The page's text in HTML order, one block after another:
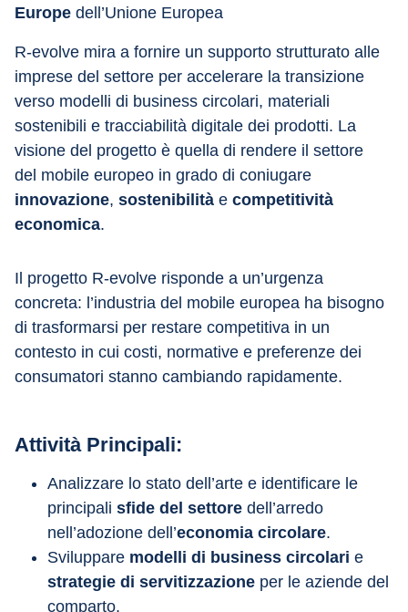
Europe dell’Unione Europea
R-evolve mira a fornire un supporto strutturato alle
imprese del settore per accelerare la transizione
verso modelli di business circolari, materiali
sostenibili e tracciabilità digitale dei prodotti. La
visione del progetto è quella di rendere il settore
del mobile europeo in grado di coniugare
innovazione, sostenibilità e competitività
economica.
Il progetto R-evolve risponde a un’urgenza
concreta: l’industria del mobile europea ha bisogno
di trasformarsi per restare competitiva in un
contesto in cui costi, normative e preferenze dei
consumatori stanno cambiando rapidamente.
Attività Principali:
Analizzare lo stato dell’arte e identificare le
principali sfide del settore dell’arredo
nell’adozione dell’economia circolare.
Sviluppare modelli di business circolari e
strategie di servitizzazione per le aziende del
comparto.